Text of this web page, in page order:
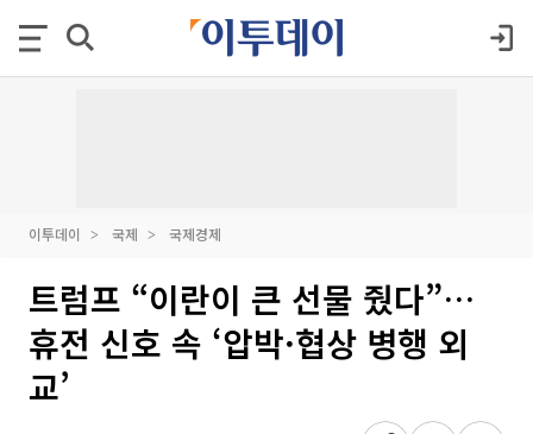
이투데이 국제 국제경제
트럼프 “이란이 큰 선물 줬다”…
휴전 신호 속 ‘압박·협상 병행 외
교’